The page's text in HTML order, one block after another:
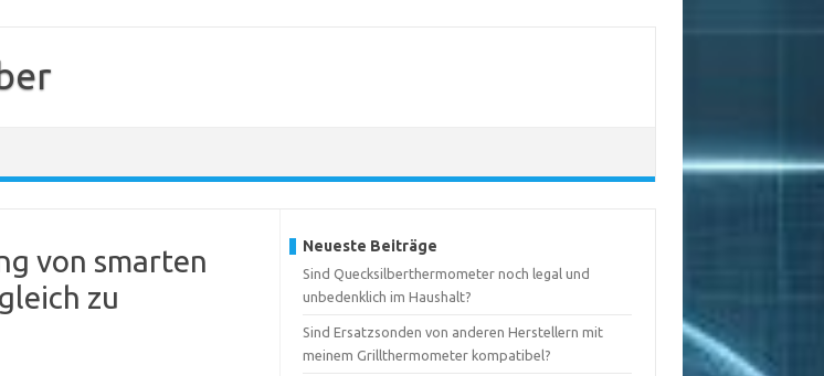
von smarten
zu
Neueste Beiträge
Sind Quecksilberthermometer noch legal und
unbedenklich im Haushalt?
Sind Ersatzsonden von anderen Herstellern mit
meinem Grillthermometer kompatibel?